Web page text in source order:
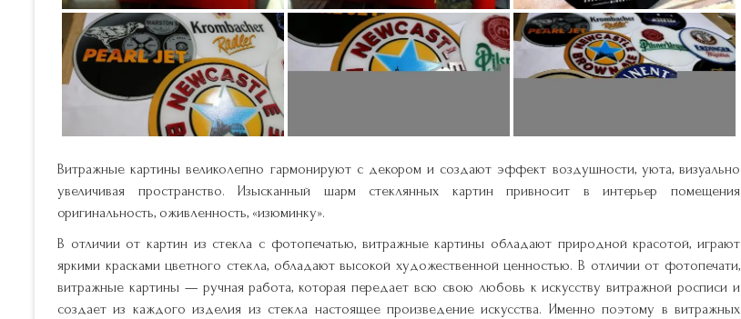
Витражные картины великолепно гармонируют с декором и создают эффект воздушности, уюта, визуально
увеличивая пространство. Изысканный шарм стеклянных картин привносит в интерьер помещения
оригинальность, оживленность, «изюминку».
В отличии от картин из стекла с фотопечатью, витражные картины обладают природной красотой, играют
яркими красками цветного стекла, обладают высокой художественной ценностью. В отличии от фотопечати,
витражные картины — ручная работа, которая передает всю свою любовь к искусству витражной росписи и
создает из каждого изделия из стекла настоящее произведение искусства. Именно поэтому в витражных